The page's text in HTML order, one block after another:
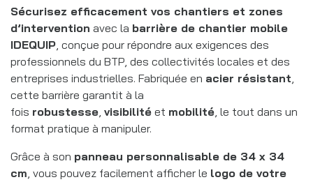
Sécurisez efficacement vos chantiers et zones
d’intervention avec la barrière de chantier mobile
IDEQUIP, conçue pour répondre aux exigences des
professionnels du BTP, des collectivités locales et des
entreprises industrielles. Fabriquée en acier résistant,
cette barrière garantit à la
fois robustesse, visibilité et mobilité, le tout dans un
format pratique à manipuler.
Grâce à son panneau personnalisable de 34 x 34
cm, vous pouvez facilement afficher le logo de votre